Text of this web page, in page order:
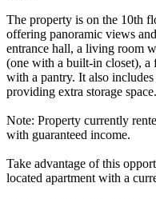
The property is on the 10th
offering panoramic views
entrance hall, a living room
(one with a built-in closet),
with a pantry. It also
providing extra storage space.
Note: Property currently
with guaranteed income.
Take advantage of this
located apartment with a